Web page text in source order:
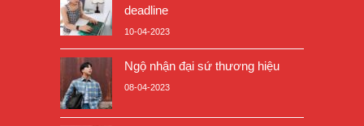
deadline
10-04-2023
Ngộ nhận đại sứ thương hiệu
08-04-2023